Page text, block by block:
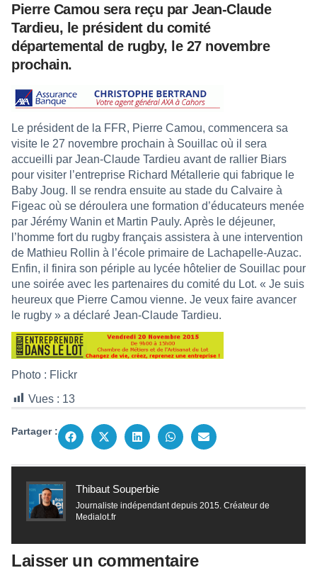
Pierre Camou sera reçu par Jean-Claude
Tardieu, le président du comité
départemental de rugby, le 27 novembre
prochain.
Le président de la FFR, Pierre Camou, commencera sa
visite le 27 novembre prochain à Souillac où il sera
accueilli par Jean-Claude Tardieu avant de rallier Biars
pour visiter l’entreprise Richard Métallerie qui fabrique le
Baby Joug. Il se rendra ensuite au stade du Calvaire à
Figeac où se déroulera une formation d’éducateurs menée
par Jérémy Wanin et Martin Pauly. Après le déjeuner,
l’homme fort du rugby français assistera à une intervention
de Mathieu Rollin à l’école primaire de Lachapelle-Auzac.
Enfin, il finira son périple au lycée hôtelier de Souillac pour
une soirée avec les partenaires du comité du Lot. « Je suis
heureux que Pierre Camou vienne. Je veux faire avancer
le rugby » a déclaré Jean-Claude Tardieu.
Photo : Flickr
Vues : 13
Partager :
Thibaut Souperbie
Journaliste indépendant depuis 2015. Créateur de
Medialot.fr
Laisser un commentaire